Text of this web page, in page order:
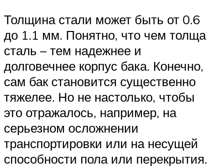
Толщина стали может быть от 0.6
до 1.1 мм. Понятно, что чем толща
сталь – тем надежнее и
долговечнее корпус бака. Конечно,
сам бак становится существенно
тяжелее. Но не настолько, чтобы
это отражалось, например, на
серьезном осложнении
транспортировки или на несущей
способности пола или перекрытия.